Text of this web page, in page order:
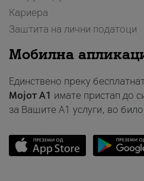
Кариера
Заштита на лични податоци
Мобилна
Единствено преку
Мојот A1 имате пристап до
за Вашите A1 услуги, во